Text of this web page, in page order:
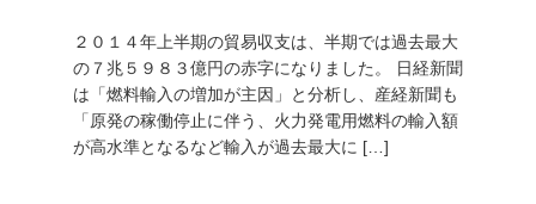
２０１４年上半期の貿易収支は、半期では過去最大
の７兆５９８３億円の赤字になりました。 日経新聞
は「燃料輸入の増加が主因」と分析し、産経新聞も
「原発の稼働停止に伴う、火力発電用燃料の輸入額
が高水準となるなど輸入が過去最大に […]